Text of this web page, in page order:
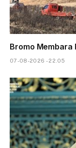
Bromo Membara
07-08-2026 - 22.05